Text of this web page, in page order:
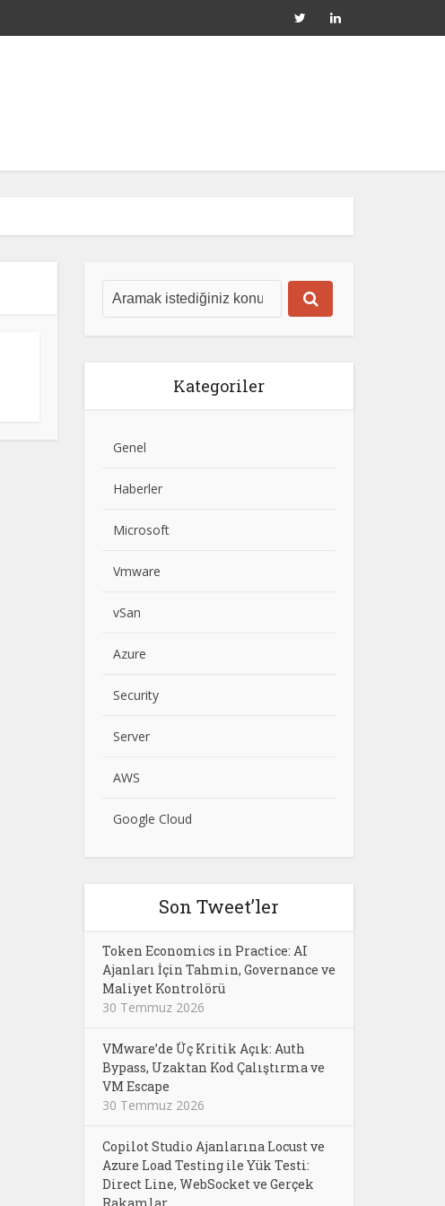
Kategoriler
Genel
Haberler
Microsoft
Vmware
vSan
Azure
Security
Server
AWS
Google Cloud
Son Tweet’ler
Token Economics in Practice: AI
Ajanları İçin Tahmin, Governance ve
Maliyet Kontrolörü
30 Temmuz 2026
VMware’de Üç Kritik Açık: Auth
Bypass, Uzaktan Kod Çalıştırma ve
VM Escape
30 Temmuz 2026
Copilot Studio Ajanlarına Locust ve
Azure Load Testing ile Yük Testi:
Direct Line, WebSocket ve Gerçek